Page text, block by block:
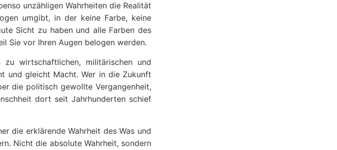
unzähligen Wahrheiten die Realität
umgibt, in der keine Farbe, keine
Sicht zu haben und alle Farben des
Sie vor Ihren Augen belogen werden.
wirtschaftlichen, militärischen und
und gleicht Macht. Wer in die Zukunft
die politisch gewollte Vergangenheit,
dort seit Jahrhunderten schief
die erklärende Wahrheit des Was und
Nicht die absolute Wahrheit, sondern